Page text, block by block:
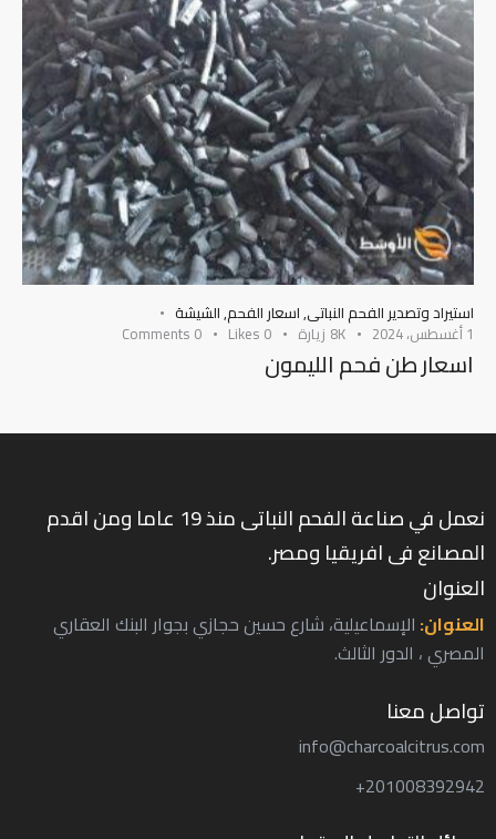
استيراد وتصدير الفحم النباتى,اسعار الفحم,الشيشة
1 أغسطس، 2024 8K زيارة 0
Likes
0
Comments
اسعار طن فحم الليمون
نعمل في صناعة الفحم النباتى منذ 19 عاما ومن اقدم
المصانع فى افريقيا ومصر.
العنوان
العنوان: الإسماعيلية، شارع حسين حجازي بجوار البنك العقاري
المصري ، الدور الثالث.
تواصل معنا
info@charcoalcitrus.com
201008392942+